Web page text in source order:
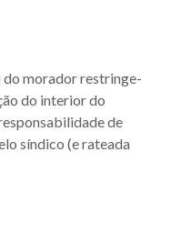
do morador restringe-
do interior do
de
síndico (e rateada